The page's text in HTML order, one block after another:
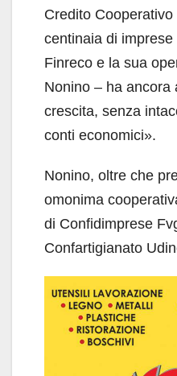
Credito
centinaia di
Finreco e la sua
Nonino – ha ancora
crescita, senza
conti economici».
Nonino, oltre che
omonima
di Confidimprese
Confartigianato